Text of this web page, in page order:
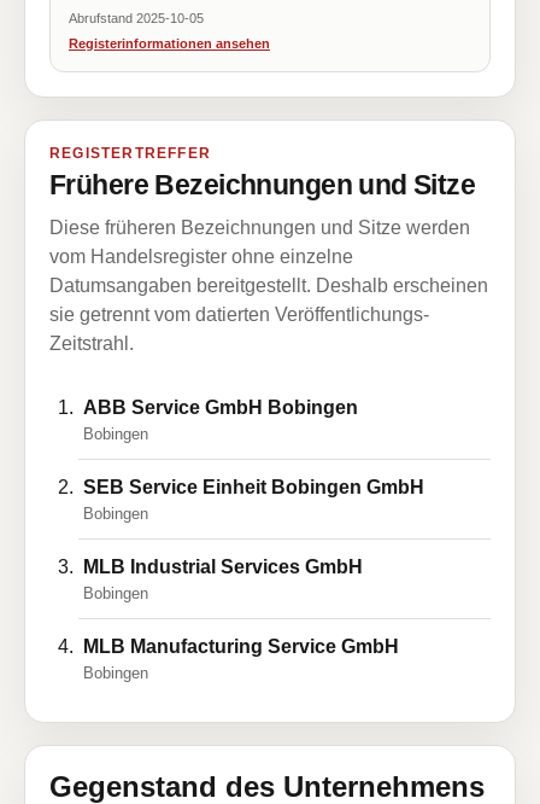
Abrufstand 2025-10-05
Registerinformationen ansehen
REGISTERTREFFER
Frühere Bezeichnungen und Sitze
Diese früheren Bezeichnungen und Sitze werden
vom Handelsregister ohne einzelne
Datumsangaben bereitgestellt. Deshalb erscheinen
sie getrennt vom datierten Veröffentlichungs-
Zeitstrahl.
ABB Service GmbH Bobingen
Bobingen
SEB Service Einheit Bobingen GmbH
Bobingen
MLB Industrial Services GmbH
Bobingen
MLB Manufacturing Service GmbH
Bobingen
Gegenstand des Unternehmens